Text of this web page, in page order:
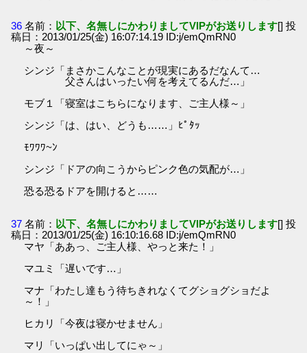
36 名前： 以下、名無しにかわりましてVIPがお送りします[] 投
稿日：2013/01/25(金) 16:07:14.19 ID:j/emQmRN0
～夜～
シンジ「まさかこんなことが現実にあるだなんて…
父さんはいったい何を考えてるんだ…」
モブ１「寝室はこちらになります、ご主人様～」
シンジ「は、はい、どうも……」ﾋﾟﾀｯ
ﾓﾜﾜﾜ~ﾝ
シンジ「ドアの向こうからピンク色の気配が…」
恐る恐るドアを開けると……
37 名前： 以下、名無しにかわりましてVIPがお送りします[] 投
稿日：2013/01/25(金) 16:10:16.68 ID:j/emQmRN0
マヤ「ああっ、ご主人様、やっと来た！」
マユミ「遅いです…」
マナ「わたし達もう待ちきれなくてグショグショだよ
～！」
ヒカリ「今夜は寝かせません」
マリ「いっぱい出してにゃ～」